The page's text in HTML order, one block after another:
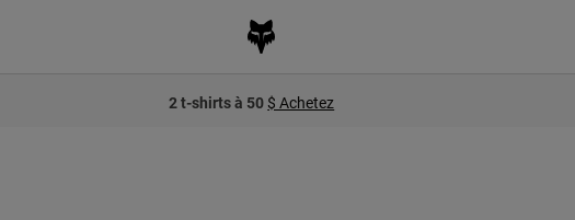
2 t-shirts à 50 $ Achetez